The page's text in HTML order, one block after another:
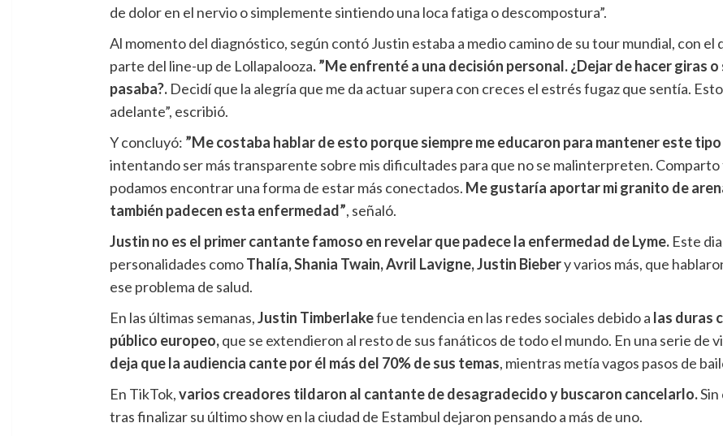
de dolor en el nervio o simplemente sintiendo una loca fatiga o descompostura”.
Al momento del diagnóstico, según contó Justin estaba a medio camino de su tour mundial, con
parte del line-up de Lollapalooza. ”Me enfrenté a una decisión personal. ¿Dejar de hacer giras
pasaba?. Decidí que la alegría que me da actuar supera con creces el estrés fugaz que sentía.
adelante”, escribió.
Y concluyó: ”Me costaba hablar de esto porque siempre me educaron para mantener este
intentando ser más transparente sobre mis dificultades para que no se malinterpreten.
podamos encontrar una forma de estar más conectados. Me gustaría aportar mi granito de
también padecen esta enfermedad”, señaló.
Justin no es el primer cantante famoso en revelar que padece la enfermedad de Lyme. Este
personalidades comoThalía, Shania Twain, Avril Lavigne, Justin Biebery varios más, que
ese problema de salud.
En las últimas semanas,Justin Timberlakefue tendencia en las redes sociales debido a las duras
público europeo,que se extendieron al resto de sus fanáticos de todo el mundo. En una serie de
deja que la audiencia cante por él más del 70% de sus temas, mientras metía vagos pasos de
En TikTok,varios creadores tildaron al cantante de desagradecido y buscaron cancelarlo.
tras finalizar su último show en la ciudad de Estambul dejaron pensando a más de uno.